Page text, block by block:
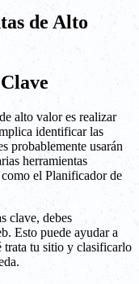
de Alto
alto valor es realizar
identificar las
probablemente usarán
herramientas
el Planificador de
clave, debes
Esto puede ayudar a
trata tu sitio y clasificarlo